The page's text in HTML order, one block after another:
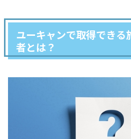
ユーキャンで取得できる
者とは？